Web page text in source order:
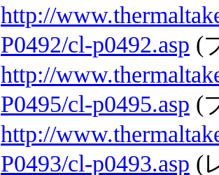
http://
P0492/cl-p0492.asp (
http://
P0495/cl-p0495.asp (
http://
P0493/cl-p0493.asp (